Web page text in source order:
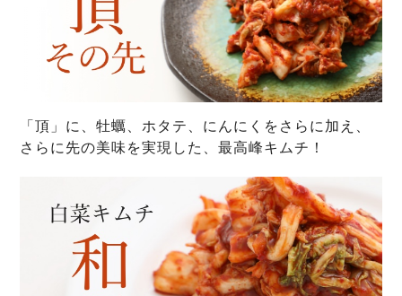
「頂」に、牡蠣、ホタテ、にんにくをさらに加え、
さらに先の美味を実現した、最高峰キムチ！